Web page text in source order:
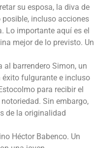
su esposa, la diva de
incluso acciones
Lo importante aquí es el
mejor de lo previsto. Un
al barrendero Simon, un
éxito fulgurante e incluso
para recibir el
Sin embargo,
de la originalidad
Héctor Babenco. Un